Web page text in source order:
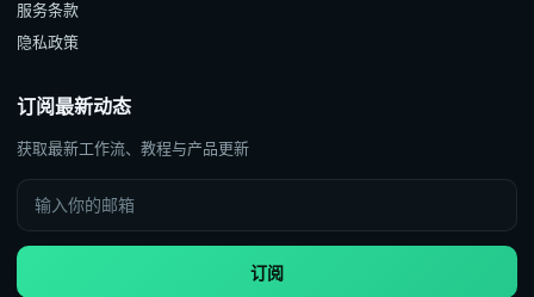
服务条款
隐私政策
订阅最新动态
获取最新工作流、教程与产品更新
订阅